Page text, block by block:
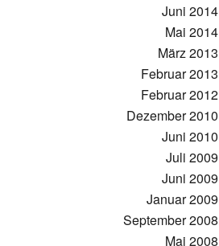
Juni 2014
Mai 2014
März 2013
Februar 2013
Februar 2012
Dezember 2010
Juni 2010
Juli 2009
Juni 2009
Januar 2009
September 2008
Mai 2008